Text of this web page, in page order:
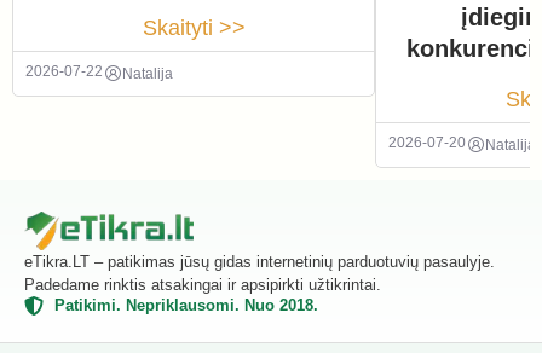
Skaityti >>
2026-07-22 Natalija
2026-07-20 Natalija
eTikra.LT – patikimas jūsų gidas internetinių parduotuvių pasaulyje.
Padedame rinktis atsakingai ir apsipirkti užtikrintai.
Patikimi. Nepriklausomi. Nuo 2018.